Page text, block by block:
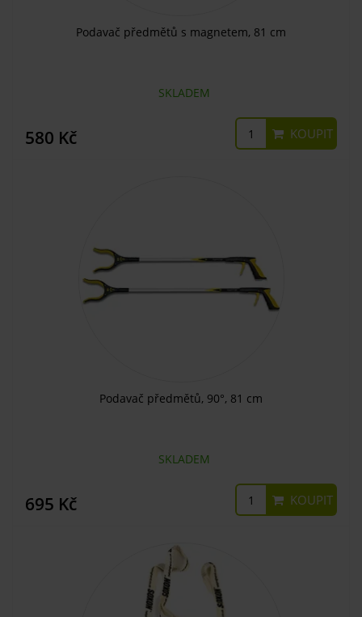
Podavač předmětů s magnetem, 81 cm
SKLADEM
580 Kč KOUPIT
Podavač předmětů, 90°, 81 cm
SKLADEM
695 Kč KOUPIT